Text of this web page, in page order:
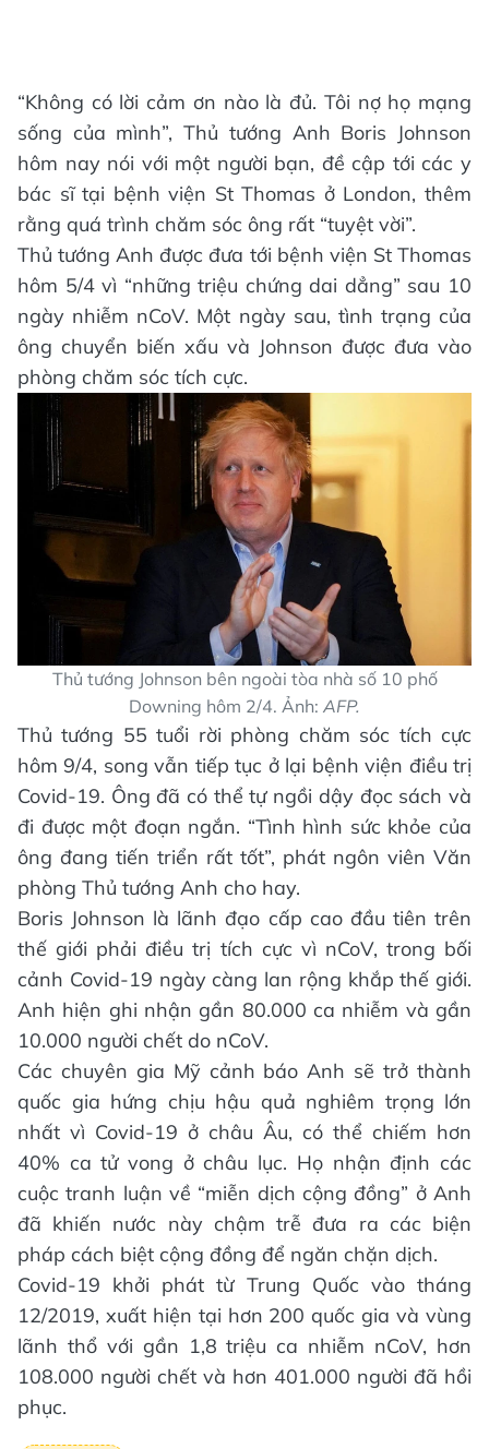
“Không có lời cảm ơn nào là đủ. Tôi nợ họ mạng
sống của mình”, Thủ tướng Anh Boris Johnson
hôm nay nói với một người bạn, đề cập tới các y
bác sĩ tại bệnh viện St Thomas ở London, thêm
rằng quá trình chăm sóc ông rất “tuyệt vời”.
Thủ tướng Anh được đưa tới bệnh viện St Thomas
hôm 5/4 vì “những triệu chứng dai dẳng” sau 10
ngày nhiễm nCoV. Một ngày sau, tình trạng của
ông chuyển biến xấu và Johnson được đưa vào
phòng chăm sóc tích cực.
Thủ tướng Johnson bên ngoài tòa nhà số 10 phố
Downing hôm 2/4. Ảnh: AFP.
Thủ tướng 55 tuổi rời phòng chăm sóc tích cực
hôm 9/4, song vẫn tiếp tục ở lại bệnh viện điều trị
Covid-19. Ông đã có thể tự ngồi dậy đọc sách và
đi được một đoạn ngắn. “Tình hình sức khỏe của
ông đang tiến triển rất tốt”, phát ngôn viên Văn
phòng Thủ tướng Anh cho hay.
Boris Johnson là lãnh đạo cấp cao đầu tiên trên
thế giới phải điều trị tích cực vì nCoV, trong bối
cảnh Covid-19 ngày càng lan rộng khắp thế giới.
Anh hiện ghi nhận gần 80.000 ca nhiễm và gần
10.000 người chết do nCoV.
Các chuyên gia Mỹ cảnh báo Anh sẽ trở thành
quốc gia hứng chịu hậu quả nghiêm trọng lớn
nhất vì Covid-19 ở châu Âu, có thể chiếm hơn
40% ca tử vong ở châu lục. Họ nhận định các
cuộc tranh luận về “miễn dịch cộng đồng” ở Anh
đã khiến nước này chậm trễ đưa ra các biện
pháp cách biệt cộng đồng để ngăn chặn dịch.
Covid-19 khởi phát từ Trung Quốc vào tháng
12/2019, xuất hiện tại hơn 200 quốc gia và vùng
lãnh thổ với gần 1,8 triệu ca nhiễm nCoV, hơn
108.000 người chết và hơn 401.000 người đã hồi
phục.